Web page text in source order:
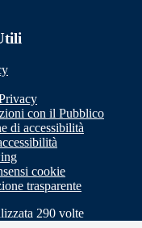
con il Pubblico
di accessibilità
cookie
trasparente
290 volte